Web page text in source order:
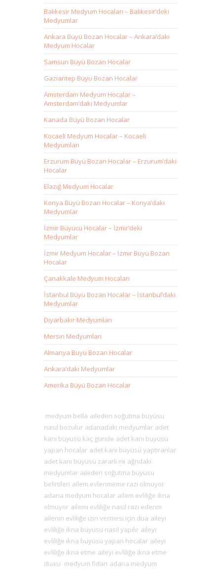
Balıkesir Medyum Hocaları – Balıkesir’deki
Medyumlar
Ankara Büyü Bozan Hocalar – Ankara’daki
Medyum Hocalar
Samsun Büyü Bozan Hocalar
Gaziantep Büyü Bozan Hocalar
Amsterdam Medyum Hocalar –
Amsterdam’daki Medyumlar
Kanada Büyü Bozan Hocalar
Kocaeli Medyum Hocalar – Kocaeli
Medyumları
Erzurum Büyü Bozan Hocalar – Erzurum’daki
Hocalar
Elazığ Medyum Hocalar
Konya Büyü Bozan Hocalar – Konya’daki
Medyumlar
İzmir Büyücü Hocalar – İzmir’deki
Medyumlar
İzmir Medyum Hocalar – İzmir Büyü Bozan
Hocalar
Çanakkale Medyum Hocaları
İstanbul Büyü Bozan Hocalar – İstanbul’daki
Medyumlar
Diyarbakır Medyumları
Mersin Medyumları
Almanya Büyü Bozan Hocalar
Ankara’daki Medyumlar
Amerika Büyü Bozan Hocalar
medyum bella aileden soğutma büyüsü
nasıl bozulur adanadaki medyumlar adet
kanı büyüsü kaç günde adet kanı büyüsü
yapan hocalar adet kanı büyüsü yaptıranlar
adet kanı büyüsü zararlı mı ağrıdaki
medyumlar aileden soğutma büyüsü
belirtileri ailem evlenmeme razı olmuyor
adana medyum hocalar ailem evliliğe ikna
olmuyor ailemi evliliğe nasıl razı ederim
ailenin evliliğe izin vermesi için dua aileyi
evliliğe ikna büyüsü nasıl yapılır aileyi
evliliğe ikna büyüsü yapan hocalar aileyi
evliliğe ikna etme aileyi evliliğe ikna etme
duası medyum fidan adana medyum